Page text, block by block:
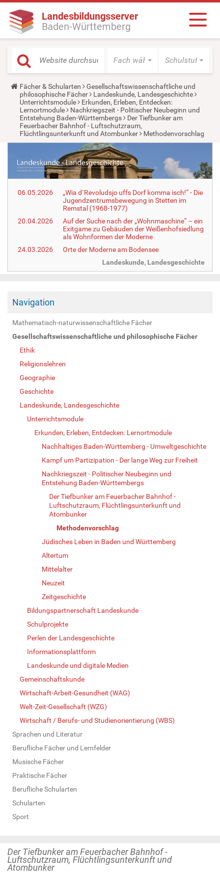
Landesbildungsserver
Baden-Württemberg
Fach wählen Schulstufe
Y
o
u
a
r
e
h
e
:
Fächer & Schularten
Gesellschaftswissenschaftliche und
philosophische Fächer
Landeskunde, Landesgeschichte
Unterrichtsmodule
Erkunden, Erleben, Entdecken:
Lernortmodule
Nachkriegszeit - Politischer Neubeginn und
Entstehung Baden-Württembergs
Der Tiefbunker am
Feuerbacher Bahnhof - Luftschutzraum,
Flüchtlingsunterkunft und Atombunker
Methodenvorschlag
06.05.2026
„Wia d´Revoludsjo uffs Dorf komma isch!“ - Die
Jugendzentrumsbewegung in Stetten im
Remstal (1968-1977)
20.04.2026
Auf der Suche nach der „Wohnmaschine“ – ein
Exitgame zu Gebäuden der Weißenhofsiedlung
als Wohnformen der Moderne
24.03.2026
Orte der Moderne am Bodensee
Landeskunde, Landesgeschichte
Navigation
Mathematisch-naturwissenschaftliche Fächer
Gesellschaftswissenschaftliche und philosophische Fächer
Ethik
Religionslehren
Geographie
Geschichte
Landeskunde, Landesgeschichte
Unterrichtsmodule
Erkunden, Erleben, Entdecken: Lernortmodule
Nachhaltiges Baden-Württemberg - Umweltgeschichte
Kampf um Partizipation - Der lange Weg zur Freiheit
Nachkriegszeit - Politischer Neubeginn und
Entstehung Baden-Württembergs
Der Tiefbunker am Feuerbacher Bahnhof -
Luftschutzraum, Flüchtlingsunterkunft und
Atombunker
Methodenvorschlag
Jüdisches Leben in Baden und Württemberg
Altertum
Mittelalter
Neuzeit
Zeitgeschichte
Bildungspartnerschaft Landeskunde
Schulprojekte
Perlen der Landesgeschichte
Informationsplattform
Landeskunde und digitale Medien
Gemeinschaftskunde
Wirtschaft-Arbeit-Gesundheit (WAG)
Welt-Zeit-Gesellschaft (WZG)
Wirtschaft / Berufs- und Studienorientierung (WBS)
Sprachen und Literatur
Berufliche Fächer und Lernfelder
Musische Fächer
Praktische Fächer
Berufliche Schularten
Schularten
Sport
Der Tiefbunker am Feuerbacher Bahnhof -
Luftschutzraum, Flüchtlingsunterkunft und
Atombunker